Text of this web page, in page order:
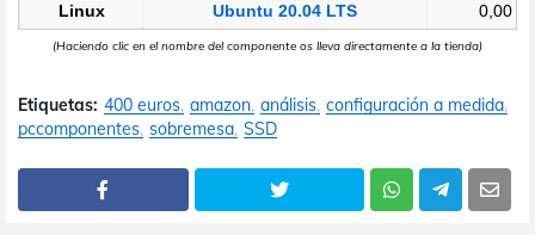
Linux
Ubuntu 20.04 LTS 0,00
(Haciendo clic en el nombre del componente os lleva directamente a la tienda)
Etiquetas: 400 euros amazon análisis configuración a medida
pccomponentes sobremesa SSD